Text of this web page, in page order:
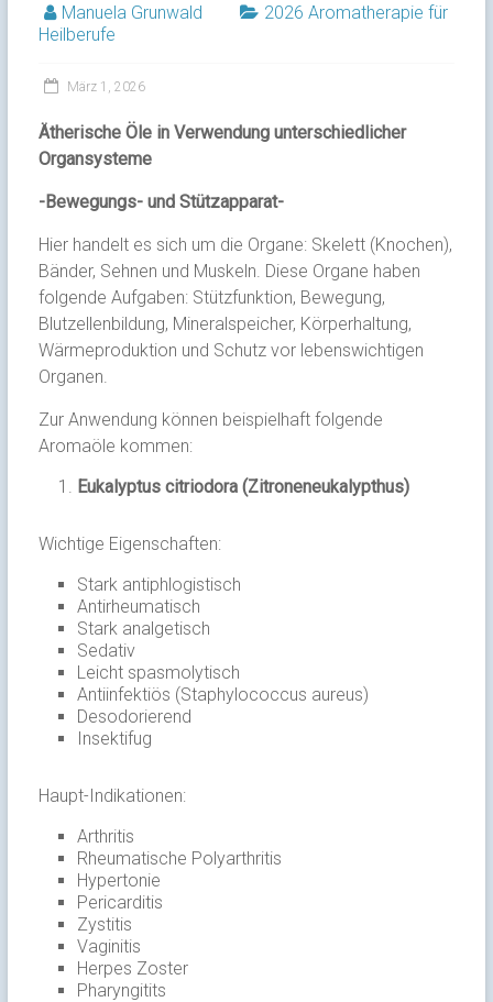
Manuela Grunwald
2026 Aromatherapie für
Heilberufe
März 1, 2026
Ätherische Öle in Verwendung unterschiedlicher
Organsysteme
-Bewegungs- und Stützapparat-
Hier handelt es sich um die Organe: Skelett (Knochen),
Bänder, Sehnen und Muskeln. Diese Organe haben
folgende Aufgaben: Stützfunktion, Bewegung,
Blutzellenbildung, Mineralspeicher, Körperhaltung,
Wärmeproduktion und Schutz vor lebenswichtigen
Organen.
Zur Anwendung können beispielhaft folgende
Aromaöle kommen:
Eukalyptus citriodora (Zitroneneukalypthus)
Wichtige Eigenschaften:
Stark antiphlogistisch
Antirheumatisch
Stark analgetisch
Sedativ
Leicht spasmolytisch
Antiinfektiös (Staphylococcus aureus)
Desodorierend
Insektifug
Haupt-Indikationen:
Arthritis
Rheumatische Polyarthritis
Hypertonie
Pericarditis
Zystitis
Vaginitis
Herpes Zoster
Pharyngitits